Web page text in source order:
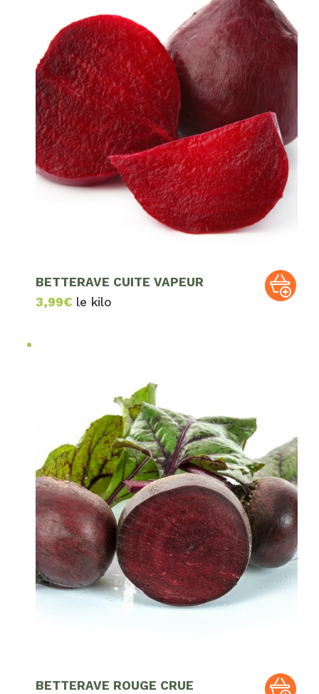
BETTERAVE CUITE VAPEUR
3,99€ le kilo
BETTERAVE ROUGE CRUE